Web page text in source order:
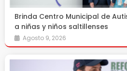
Brinda Centro Municipal de
a niñas y niños saltillenses
Agosto 9, 2026